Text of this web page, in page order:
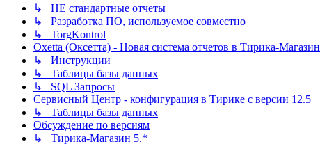
↳ НЕ стандартные отчеты
↳ Разработка ПО, используемое совместно
↳ TorgKontrol
Oxetta (Оксетта) - Новая система отчетов в Тирика-Магазин
↳ Инструкции
↳ Таблицы базы данных
↳ SQL Запросы
Сервисный Центр - конфигурация в Тирике с версии 12.5
↳ Таблицы базы данных
Обсуждение по версиям
↳ Тирика-Магазин 5.*